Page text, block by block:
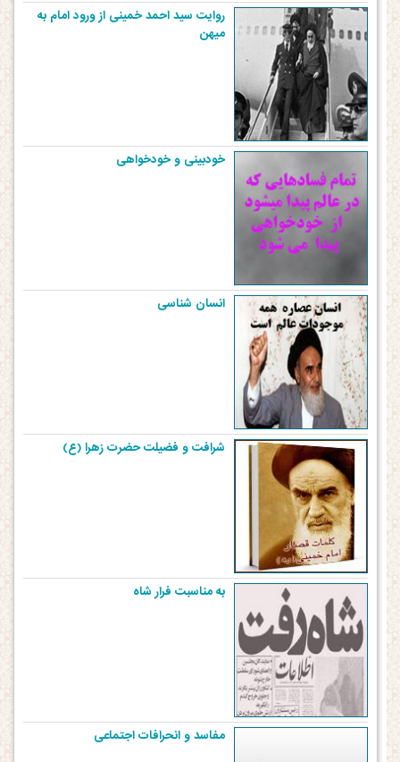
روایت سید احمد خمینی از ورود امام به
میهن
خودبینی و خودخواهی
انسان شناسی
شرافت و فضیلت حضرت زهرا (ع)‏
به مناسبت فرار شاه
مفاسد و انحرافات اجتماعی